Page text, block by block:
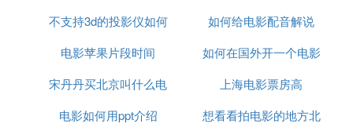
明，香槟色拼接连衣裙，科技与复古时尚并存，硬照
依旧可以发挥，实力稳定，他歪着头对着镜头微笑，
4. 上海电影节 红地毯主持人是谁
余俪拍
时间
不支持3d的投影仪如何
看3d电影
如何给电影配音解说
电影苹果片段时间
如何在国外开一个电影
院
宋丹丹买北京叫什么电
影
上海电影票房高
电影如何用ppt介绍
想看看拍电影的地方北